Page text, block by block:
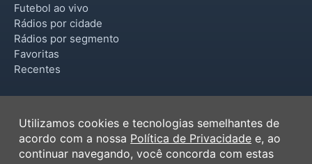
Futebol ao vivo
Rádios por cidade
Rádios por segmento
Favoritas
Recentes
Termos de Uso
Política de Privacidade
Utilizamos cookies e tecnologias semelhantes de
acordo com a nossa Política de Privacidade e, ao
continuar navegando, você concorda com estas